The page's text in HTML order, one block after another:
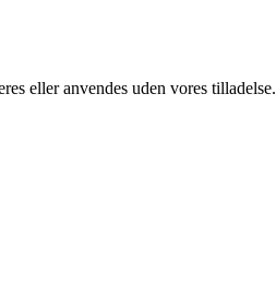
eller anvendes uden vores tilladelse.